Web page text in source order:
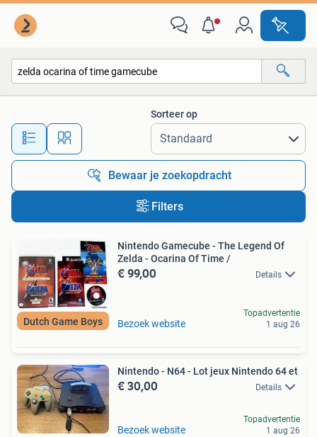
Alle afstanden…
Sorteer op
Bewaar je zoekopdracht
Filters
Dutch Game Boys
Nintendo Gamecube - The Legend Of
Zelda - Ocarina Of Time /
€ 99,00 Details
Bezoek website
Topadvertentie
1 aug 26
Nintendo - N64 - Lot jeux Nintendo 64 et
€ 30,00 Details
Bezoek website
Topadvertentie
1 aug 26